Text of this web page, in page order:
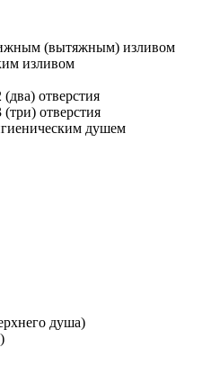
(вытяжным) изливом
изливом
отверстия
отверстия
душем
душа)